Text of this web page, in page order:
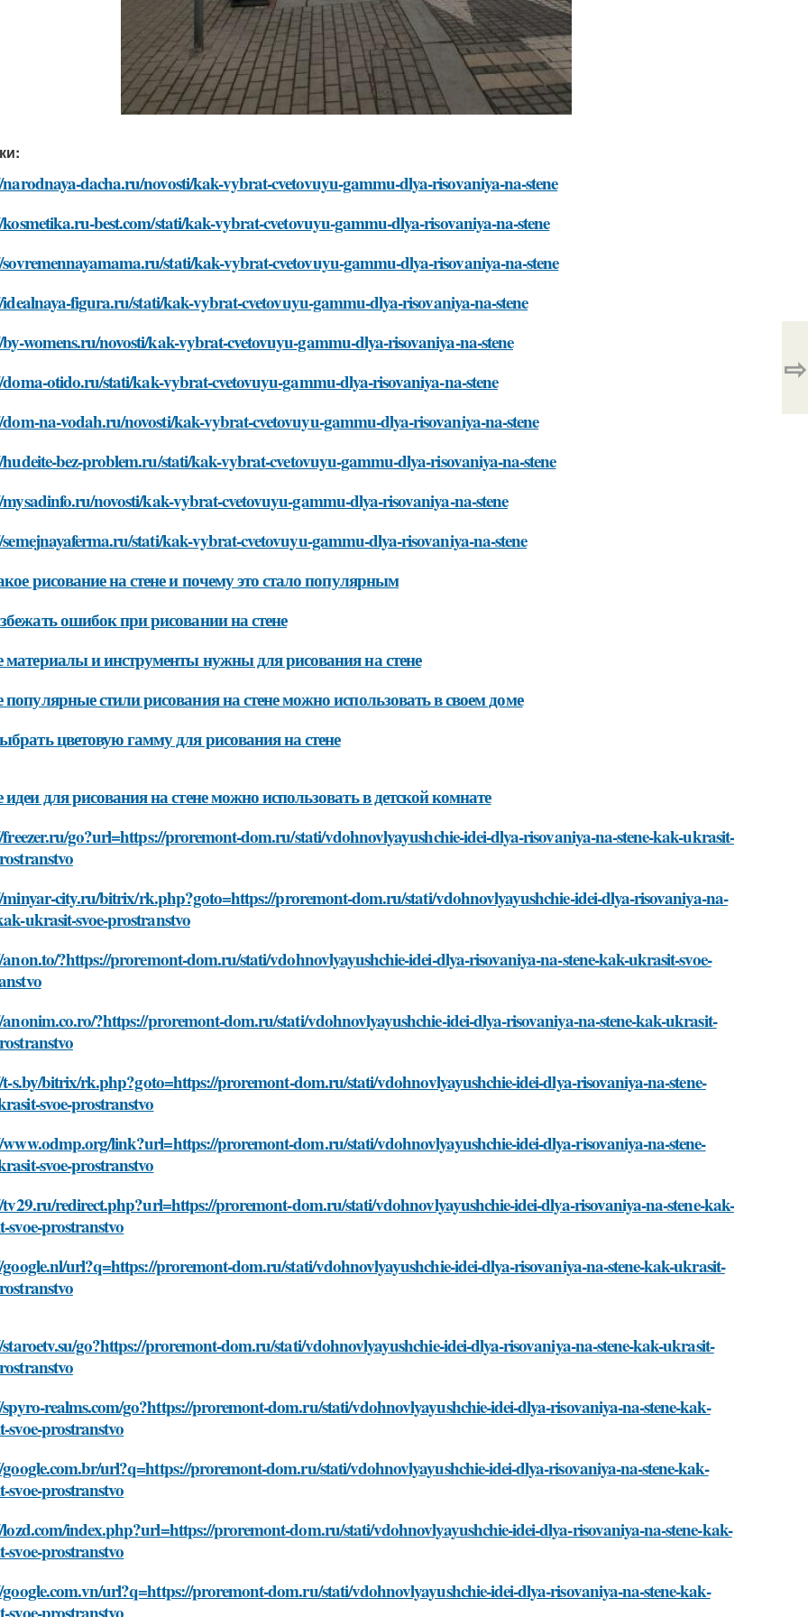
dacha.ru/novosti/kak-vybrat-cvetovuyu-gammu-dlya-risovaniya-na-stene
best.com/stati/kak-vybrat-cvetovuyu-gammu-dlya-risovaniya-na-stene
stati/kak-vybrat-cvetovuyu-gammu-dlya-risovaniya-na-stene
figura.ru/stati/kak-vybrat-cvetovuyu-gammu-dlya-risovaniya-na-stene
womens.ru/novosti/kak-vybrat-cvetovuyu-gammu-dlya-risovaniya-na-stene
otido.ru/stati/kak-vybrat-cvetovuyu-gammu-dlya-risovaniya-na-stene
na-vodah.ru/novosti/kak-vybrat-cvetovuyu-gammu-dlya-risovaniya-na-stene
bez-problem.ru/stati/kak-vybrat-cvetovuyu-gammu-dlya-risovaniya-na-stene
novosti/kak-vybrat-cvetovuyu-gammu-dlya-risovaniya-na-stene
stati/kak-vybrat-cvetovuyu-gammu-dlya-risovaniya-na-stene
рисование на стене и почему это стало популярным
ошибок при рисовании на стене
материалы и инструменты нужны для рисования на стене
стили рисования на стене можно использовать в своем доме
цветовую гамму для рисования на стене
для рисования на стене можно использовать в детской комнате
go?url=https://proremont-dom.ru/stati/vdohnovlyayushchie-idei-dlya-risovaniya-na-stene-kak-ukrasit-
city.ru/bitrix/rk.php?goto=https://proremont-dom.ru/stati/vdohnovlyayushchie-idei-dlya-risovaniya-na-
ukrasit-svoe-prostranstvo
?https://proremont-dom.ru/stati/vdohnovlyayushchie-idei-dlya-risovaniya-na-stene-kak-ukrasit-svoe-
?https://proremont-dom.ru/stati/vdohnovlyayushchie-idei-dlya-risovaniya-na-stene-kak-ukrasit-
s.by/bitrix/rk.php?goto=https://proremont-dom.ru/stati/vdohnovlyayushchie-idei-dlya-risovaniya-na-stene-
svoe-prostranstvo
link?url=https://proremont-dom.ru/stati/vdohnovlyayushchie-idei-dlya-risovaniya-na-stene-
svoe-prostranstvo
redirect.php?url=https://proremont-dom.ru/stati/vdohnovlyayushchie-idei-dlya-risovaniya-na-stene-kak-
svoe-prostranstvo
url?q=https://proremont-dom.ru/stati/vdohnovlyayushchie-idei-dlya-risovaniya-na-stene-kak-ukrasit-
go?https://proremont-dom.ru/stati/vdohnovlyayushchie-idei-dlya-risovaniya-na-stene-kak-ukrasit-
realms.com/go?https://proremont-dom.ru/stati/vdohnovlyayushchie-idei-dlya-risovaniya-na-stene-kak-
svoe-prostranstvo
url?q=https://proremont-dom.ru/stati/vdohnovlyayushchie-idei-dlya-risovaniya-na-stene-kak-
svoe-prostranstvo
index.php?url=https://proremont-dom.ru/stati/vdohnovlyayushchie-idei-dlya-risovaniya-na-stene-kak-
svoe-prostranstvo
url?q=https://proremont-dom.ru/stati/vdohnovlyayushchie-idei-dlya-risovaniya-na-stene-kak-
svoe-prostranstvo
⇨